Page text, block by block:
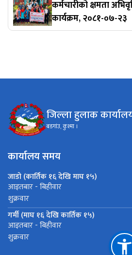
कर्मचारीको क्षमता
कार्यक्रम, २०८१-०७-२३
जिल्ला हुलाक
बडगांउ, कुश्मा ।
कार्यालय समय
जाडो (कार्तिक १६ देखि माघ १५)
आइतबार - बिहीवार
शुक्रवार
गर्मी (माघ १६ देखि कार्तिक १५)
आइतबार - बिहीवार
शुक्रवार